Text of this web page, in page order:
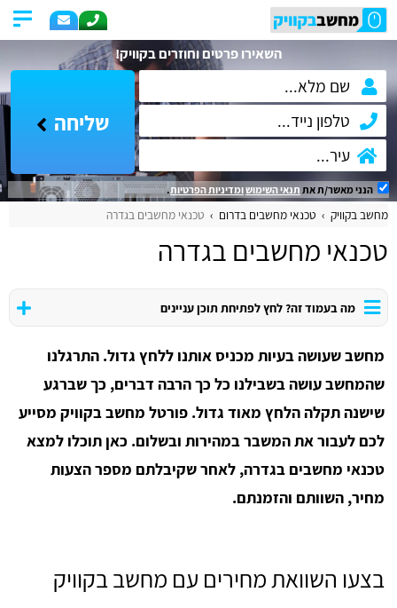
השאירו פרטים וחוזרים בקוויק!
שליחה
הנני מאשר/ת את תנאי השימושומדיניות הפרטיות.
מחשב בקוויק טכנאי מחשבים בדרום טכנאי מחשבים בגדרה
טכנאי מחשבים בגדרה
מה בעמוד זה? לחץ לפתיחת תוכן עניינים
מחשב שעושה בעיות מכניס אותנו ללחץ גדול. התרגלנו
שהמחשב עושה בשבילנו כל כך הרבה דברים, כך שברגע
שישנה תקלה הלחץ מאוד גדול. פורטל מחשב בקוויק מסייע
לכם לעבור את המשבר במהירות ובשלום. כאן תוכלו למצא
טכנאי מחשבים בגדרה, לאחר שקיבלתם מספר הצעות
מחיר, השוותם והזמנתם.
בצעו השוואת מחירים עם מחשב בקוויק